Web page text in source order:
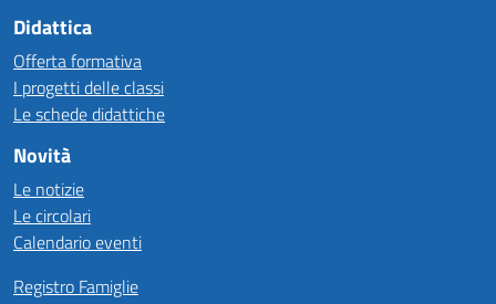
Didattica
Offerta formativa
I progetti delle classi
Le schede didattiche
Novità
Le notizie
Le circolari
Calendario eventi
Registro Famiglie